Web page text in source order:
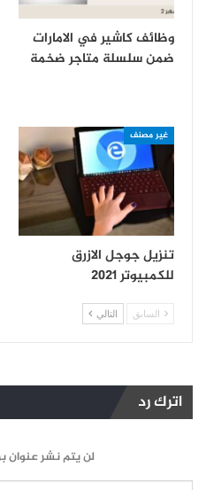
وظائف كاشير في الامارات
ضمن سلسلة متاجر ضخمة
غير مصنف
تنزيل جوجل الازرق
للكمبيوتر 2021
السابق التالي
اترك رد
لن يتم نشر عنوان